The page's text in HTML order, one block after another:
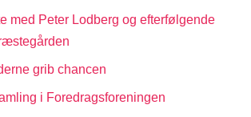
med Peter Lodberg og efterfølgende
grib chancen
i Foredragsforeningen